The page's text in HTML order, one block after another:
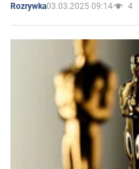
Rozrywka03.03.2025 09:14 4